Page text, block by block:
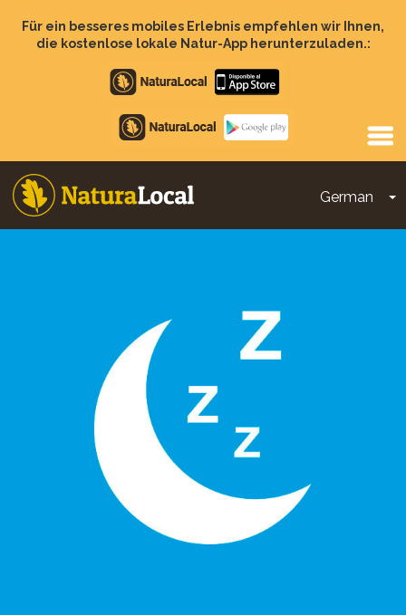
zumFür ein besseres mobiles Erlebnis empfehlen wir Ihnen,
die kostenlose lokale Natur-App herunterzuladen.:
Apple
store
Google
Play
German
Main